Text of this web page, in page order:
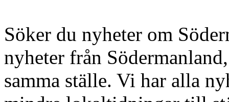
Söker du nyheter om
nyheter från
samma ställe. Vi har alla